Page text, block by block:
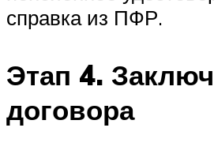
справка из ПФР.
Этап 4.
договора